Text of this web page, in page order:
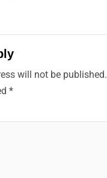
will not be published.
*